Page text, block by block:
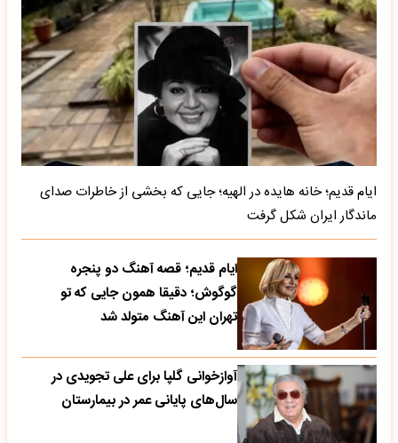
ایام قدیم؛ خانه هایده در الهیه؛ جایی که بخشی از خاطرات صدای
ماندگار ایران شکل گرفت
ایام قدیم؛ قصه آهنگ دو پنجره
گوگوش؛ دقیقا همون جایی که تو
تهران این آهنگ متولد شد
آوازخوانی گلپا برای علی تجویدی در
سال‌های پایانی عمر در بیمارستان